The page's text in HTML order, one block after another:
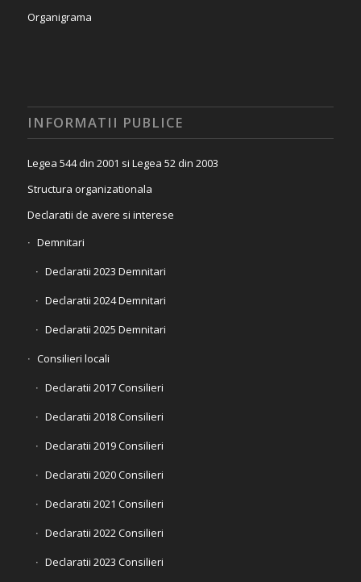
Organigrama
INFORMATII PUBLICE
Legea 544 din 2001 si Legea 52 din 2003
Structura organizationala
Declaratii de avere si interese
Demnitari
Declaratii 2023 Demnitari
Declaratii 2024 Demnitari
Declaratii 2025 Demnitari
Consilieri locali
Declaratii 2017 Consilieri
Declaratii 2018 Consilieri
Declaratii 2019 Consilieri
Declaratii 2020 Consilieri
Declaratii 2021 Consilieri
Declaratii 2022 Consilieri
Declaratii 2023 Consilieri